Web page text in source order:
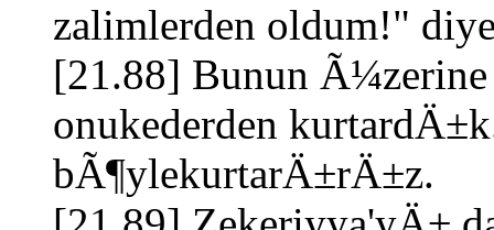
zalimlerden oldum!"
[21.88] Bunun
onukederden
bÃ¶ylekurtarÄ±rÄ±z.